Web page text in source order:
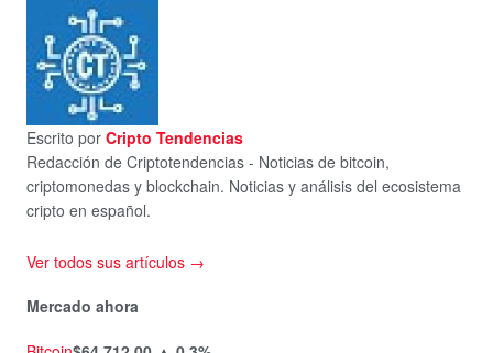
Escrito por Cripto Tendencias
Redacción de Criptotendencias - Noticias de bitcoin,
criptomonedas y blockchain. Noticias y análisis del ecosistema
cripto en español.
Ver todos sus artículos →
Mercado ahora